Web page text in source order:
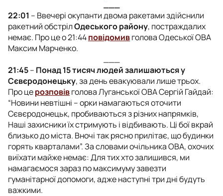
22:01 – Ввечері окупанти двома ракетами здійснили
ракетний обстрілОдеського району, постраждалих
немає. Про це о 21:44повідомивголова Одеської ОВА
Максим Марченко.
21:45– Понад 15 тисяч людей залишаються у
Сєвєродонецьку, за день евакуювали лише трьох.
Про церозповівголова Луганської ОВА Сергій Гайдай:
“Новини невтішні – орки намагаються оточити
Сєвєродонецьк, пробиваються з різних напрямків,
Наші захисники їх стримують і відбивають. Ці бої вкрай
близько до міста. Вночі так рясно прилітає, що будинки
горять кварталами”. За словами очільника ОВА, охочих
виїхати майже немає: Для тих хто залишився, ми
намагаємося зараз по максимуму завезти
гуманітарної допомоги, адже наступні три дні будуть
важкими.